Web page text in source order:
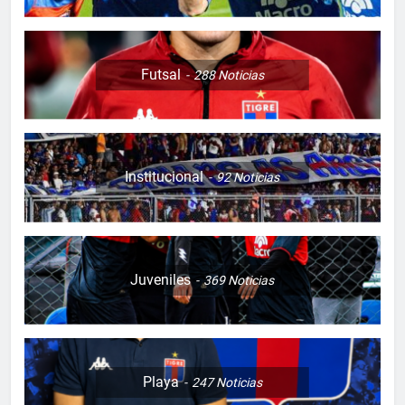
Futsal 288Noticias
Institucional 92Noticias
Juveniles 369Noticias
Playa 247Noticias